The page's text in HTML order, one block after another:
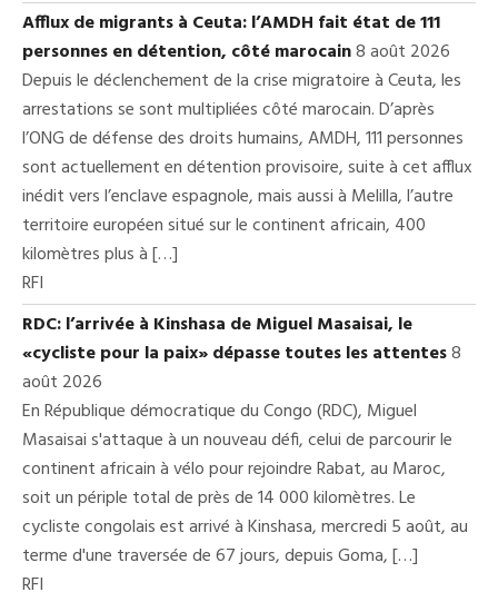
Afflux de migrants à Ceuta: l’AMDH fait état de 111
personnes en détention, côté marocain8 août 2026
Depuis le déclenchement de la crise migratoire à Ceuta, les
arrestations se sont multipliées côté marocain. D’après
l’ONG de défense des droits humains, AMDH, 111 personnes
sont actuellement en détention provisoire, suite à cet afflux
inédit vers l’enclave espagnole, mais aussi à Melilla, l’autre
territoire européen situé sur le continent africain, 400
kilomètres plus à […]
RFI
RDC: l’arrivée à Kinshasa de Miguel Masaisai, le
«cycliste pour la paix» dépasse toutes les attentes8
août 2026
En République démocratique du Congo (RDC), Miguel
Masaisai s'attaque à un nouveau défi, celui de parcourir le
continent africain à vélo pour rejoindre Rabat, au Maroc,
soit un périple total de près de 14 000 kilomètres. Le
cycliste congolais est arrivé à Kinshasa, mercredi 5 août, au
terme d'une traversée de 67 jours, depuis Goma, […]
RFI